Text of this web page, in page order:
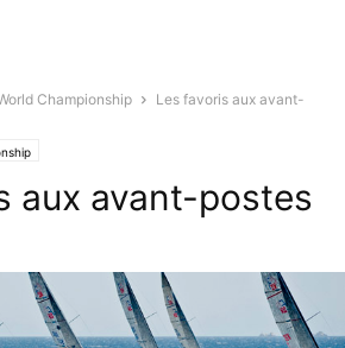
Championship
Les favoris aux avant-
aux avant-postes